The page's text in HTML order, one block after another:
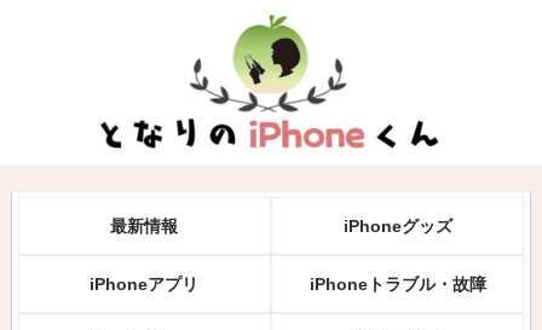
最新情報 iPhoneグッズ
iPhoneアプリ iPhoneトラブル・故障